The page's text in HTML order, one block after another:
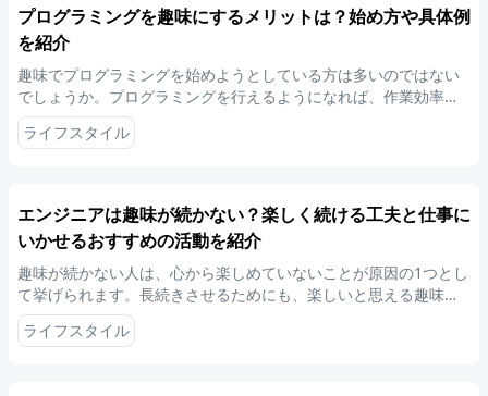
プログラミングを趣味にするメリットは？始め方や具体例
を紹介
趣味でプログラミングを始めようとしている方は多いのではない
でしょうか。プログラミングを行えるようになれば、作業効率化
のツールやアプリなどを作成できるようになります。この記事の
内容を参考に、ぜひ取り組んでみてください。
ライフスタイル
エンジニアは趣味が続かない？楽しく続ける工夫と仕事に
いかせるおすすめの活動を紹介
趣味が続かない人は、心から楽しめていないことが原因の1つとし
て挙げられます。長続きさせるためにも、楽しいと思える趣味を
見つけましょう。この記事では、趣味を長続きさせるコツや楽し
むコツ、エンジニアにおすすめの趣味を紹介します。
ライフスタイル